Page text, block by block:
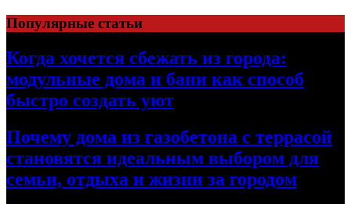
Перейти
к
содержимому
Популярные статьи
Когда хочется сбежать из города:
модульные дома и бани как способ
быстро создать уют
Почему дома из газобетона с террасой
становятся идеальным выбором для
семьи, отдыха и жизни за городом